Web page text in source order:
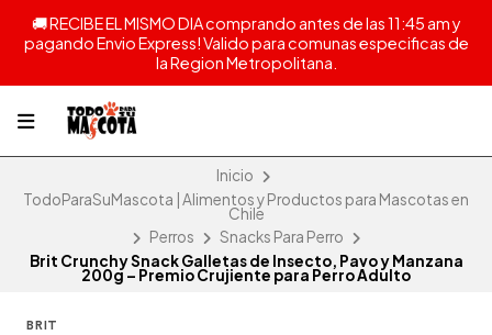
🚚 RECIBE EL MISMO DIA comprando antes de las 11:45 am y
pagando Envio Express! Valido para comunas especificas de
la Region Metropolitana.
Inicio
TodoParaSuMascota | Alimentos y Productos para Mascotas en
Chile
Perros
Snacks Para Perro
Brit Crunchy Snack Galletas de Insecto, Pavo y Manzana
200g – Premio Crujiente para Perro Adulto
BRIT